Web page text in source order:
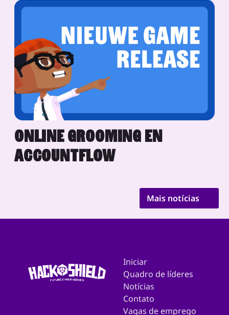
ONLINE GROOMING EN
ACCOUNTFLOW
Mais notícias
Iniciar
Quadro de líderes
Notícias
Contato
Vagas de emprego